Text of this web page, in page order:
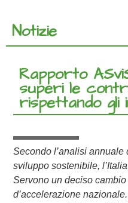
Notizie
Rapporto
superi le
rispettando gli
Secondo l’analisi
sviluppo sostenibile,
Servono un deciso
d’accelerazione